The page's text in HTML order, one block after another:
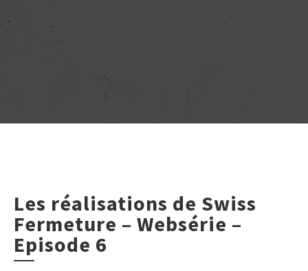
Les réalisations de Swiss
Fermeture – Websérie –
Episode 6